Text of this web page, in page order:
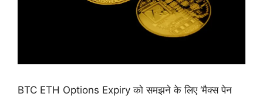
BTC ETH Options Expiry को समझने के लिए ‘मैक्स पेन